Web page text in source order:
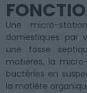
Une micro-
domestiques par
une fosse
matières, la
bactéries en
la matière